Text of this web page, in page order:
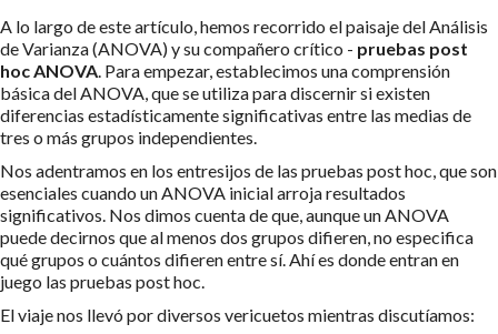
A lo largo de este artículo, hemos recorrido el paisaje del Análisis
de Varianza (ANOVA) y su compañero crítico - pruebas post
hoc ANOVA. Para empezar, establecimos una comprensión
básica del ANOVA, que se utiliza para discernir si existen
diferencias estadísticamente significativas entre las medias de
tres o más grupos independientes.
Nos adentramos en los entresijos de las pruebas post hoc, que son
esenciales cuando un ANOVA inicial arroja resultados
significativos. Nos dimos cuenta de que, aunque un ANOVA
puede decirnos que al menos dos grupos difieren, no especifica
qué grupos o cuántos difieren entre sí. Ahí es donde entran en
juego las pruebas post hoc.
El viaje nos llevó por diversos vericuetos mientras discutíamos: